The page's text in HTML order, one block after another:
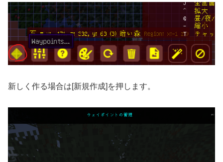
新しく作る場合は[新規作成]を押します。